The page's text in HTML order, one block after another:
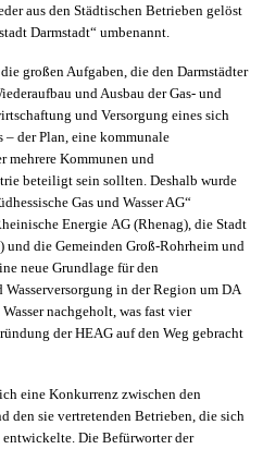
aus den Städtischen Betrieben gelöst
Darmstadt“ umbenannt.
großen Aufgaben, die den Darmstädter
und Ausbau der Gas- und
und Versorgung eines sich
– der Plan, eine kommunale
mehrere Kommunen und
beteiligt sein sollten. Deshalb wurde
Gas und Wasser AG“
Energie AG (Rhenag), die Stadt
die Gemeinden Groß-Rohrheim und
neue Grundlage für den
in der Region um DA
nachgeholt, was fast vier
der HEAG auf den Weg gebracht
eine Konkurrenz zwischen den
den sie vertretenden Betrieben, die sich
Die Befürworter der